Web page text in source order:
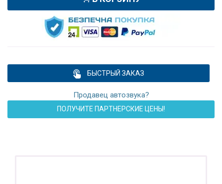
БЫСТРЫЙ ЗАКАЗ
Продавец автозвука?
ПОЛУЧИТЕ ПАРТНЕРСКИЕ ЦЕНЫ!